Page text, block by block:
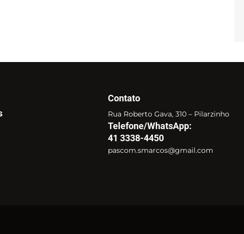
Contato
Rua Roberto Gava, 310 – Pilarzinho
Telefone/WhatsApp:
41 3338-4450
pascom.smarcos@gmail.com